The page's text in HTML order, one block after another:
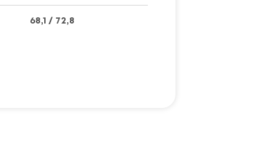
68,1 / 72,8